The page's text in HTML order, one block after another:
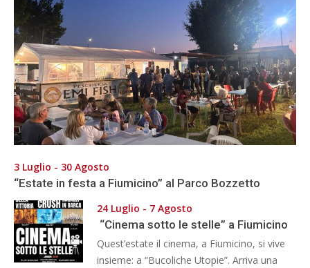
3 Luglio - 30 Agosto
“Estate in festa a Fiumicino” al Parco Bozzetto
24 Luglio - 7 Agosto
“Cinema sotto le stelle” a Fiumicino
Quest’estate il cinema, a Fiumicino, si vive
insieme: a “Bucoliche Utopie”. Arriva una